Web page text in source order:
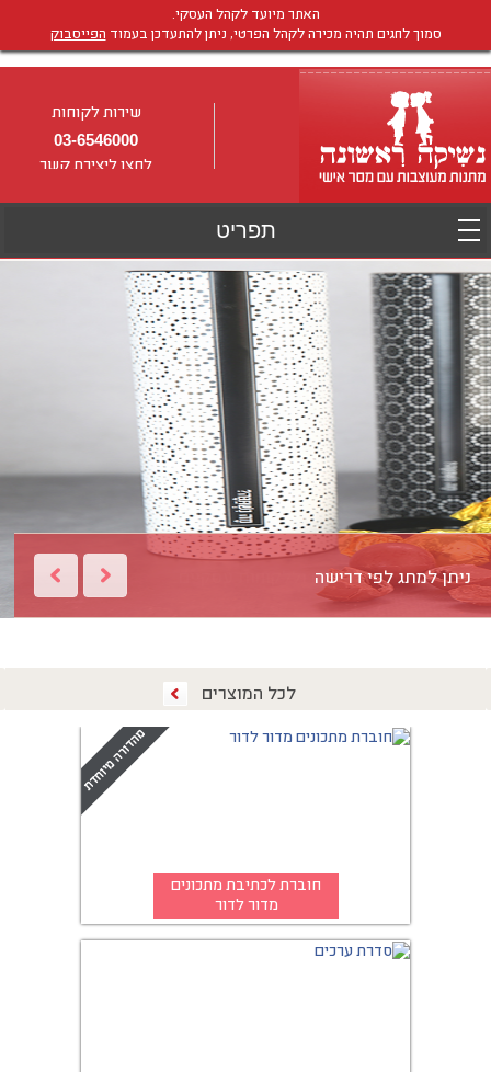
האתר מיועד לקהל העסקי.
סמוך לחגים תהיה מכירה לקהל הפרטי, ניתן להתעדכן בעמוד הפייסבוק
שירות לקוחות
03-6546000
לחצו ליצירת קשר
ניתן למתג לפי דרישה
לכל המוצרים
חוברת לכתיבת מתכונים
מדור לדור